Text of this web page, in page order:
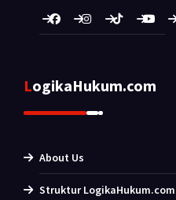
LogikaHukum.com
About Us
Struktur LogikaHukum.com